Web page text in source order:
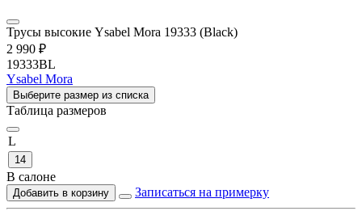
Трусы высокие Ysabel Mora 19333 (Black)
2 990 ₽
19333BL
Ysabel Mora
Выберите размер из списка
Таблица размеров
L
14
В салоне
Добавить в корзину Записаться на примерку